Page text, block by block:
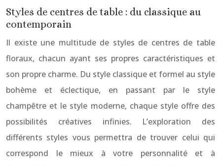
Styles de centres de table : du classique au
contemporain
Il existe une multitude de styles de centres de table
floraux, chacun ayant ses propres caractéristiques et
son propre charme. Du style classique et formel au style
bohème et éclectique, en passant par le style
champêtre et le style moderne, chaque style offre des
possibilités créatives infinies. L’exploration des
différents styles vous permettra de trouver celui qui
correspond le mieux à votre personnalité et à